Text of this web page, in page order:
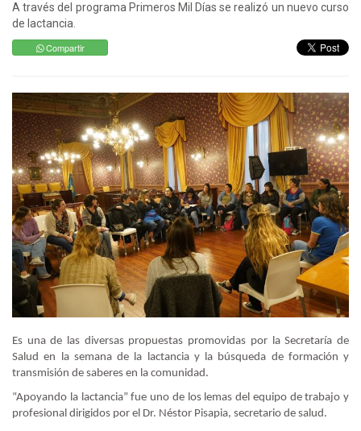
A través del programa Primeros Mil Días se realizó un nuevo curso
de lactancia.
Compartir
Es una de las diversas propuestas promovidas por la Secretaría de
Salud en la semana de la lactancia y la búsqueda de formación y
transmisión de saberes en la comunidad.
“Apoyando la lactancia” fue uno de los lemas del equipo de trabajo y
profesional dirigidos por el Dr. Néstor Pisapia, secretario de salud.